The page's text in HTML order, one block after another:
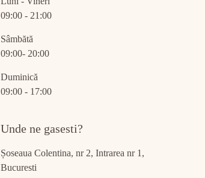
09:00 - 21:00
Sâmbătă
09:00- 20:00
Duminică
09:00 - 17:00
Unde ne gasesti?
Șoseaua Colentina, nr 2, Intrarea nr 1,
Bucuresti